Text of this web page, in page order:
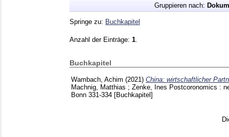
Gruppieren nach:
Springe zu: Buchkapitel
Anzahl der Einträge: 1
Buchkapitel
Wambach, Achim (2021) China: wirtschaftlicher
Machnig, Matthias ; Zenke, Ines Postcoronomics :
Bonn 331-334 [Buchkapitel]